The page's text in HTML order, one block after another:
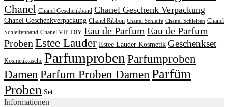
Chanel Chanel Geschenkband Chanel Geschenk Verpackung
Chanel Geschenkverpackung Chanel Ribbon Chanel Schleife Chanel Schleifen Chanel
Schleifenband Chanel VIP DIY Eau de Parfum Eau de Parfum
Proben Estee Lauder Estee Lauder Kosmetik Geschenkset
Kosmetiktasche Parfumproben Parfumproben
Damen Parfum Proben Damen Parfüm
Proben Set
Informationen